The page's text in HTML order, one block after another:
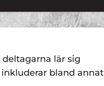
lär sig
bland annat